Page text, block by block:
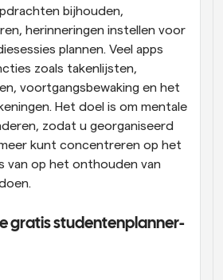
bijhouden,
herinneringen instellen voor
plannen. Veel apps
zoals takenlijsten,
voortgangsbewaking en het
Het doel is om mentale
zodat u georganiseerd
kunt concentreren op het
van op het onthouden van
gratis studentenplanner-